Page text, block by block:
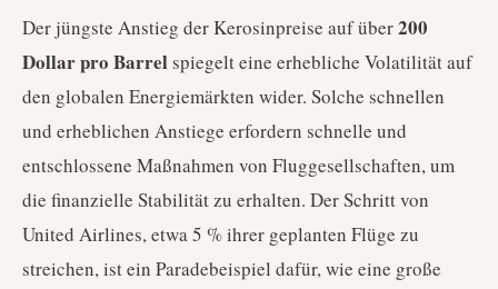
Der jüngste Anstieg der Kerosinpreise auf über200
Dollar pro Barrelspiegelt eine erhebliche Volatilität auf
den globalen Energiemärkten wider. Solche schnellen
und erheblichen Anstiege erfordern schnelle und
entschlossene Maßnahmen von Fluggesellschaften, um
die finanzielle Stabilität zu erhalten. Der Schritt von
United Airlines, etwa 5 % ihrer geplanten Flüge zu
streichen, ist ein Paradebeispiel dafür, wie eine große